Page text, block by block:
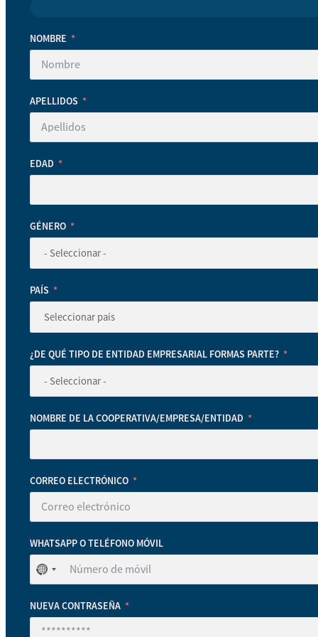
NOMBRE
APELLIDOS
EDAD
GÉNERO
PAÍS
¿DE QUÉ TIPO DE ENTIDAD EMPRESARIAL FORMAS PARTE?
NOMBRE DE LA COOPERATIVA/EMPRESA/ENTIDAD
CORREO ELECTRÓNICO
WHATSAPP O TELÉFONO MÓVIL
No
se
ha
seleccionado
ningún
NUEVA CONTRASEÑA